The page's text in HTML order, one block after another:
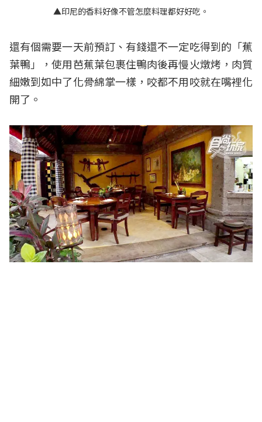
▲印尼的香料好像不管怎麼料理都好好吃。
還有個需要一天前預訂、有錢還不一定吃得到的「蕉
葉鴨」，使用芭蕉葉包裹住鴨肉後再慢火燉烤，肉質
細嫩到如中了化骨綿掌一樣，咬都不用咬就在嘴裡化
開了。